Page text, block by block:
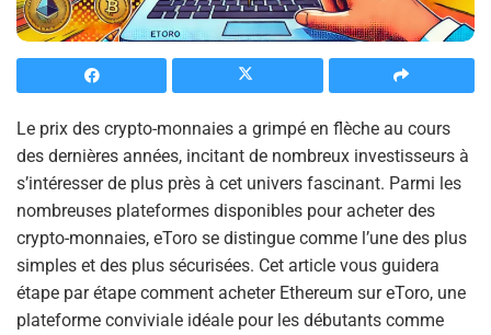
Le prix des crypto-monnaies a grimpé en flèche au cours
des dernières années, incitant de nombreux investisseurs à
s’intéresser de plus près à cet univers fascinant. Parmi les
nombreuses plateformes disponibles pour acheter des
crypto-monnaies, eToro se distingue comme l’une des plus
simples et des plus sécurisées. Cet article vous guidera
étape par étape comment acheter Ethereum sur eToro, une
plateforme conviviale idéale pour les débutants comme